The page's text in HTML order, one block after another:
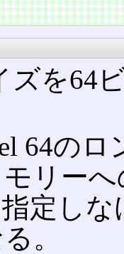
ズを64
64の
リー
定し
。